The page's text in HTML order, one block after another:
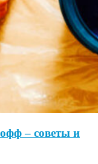
– советы и